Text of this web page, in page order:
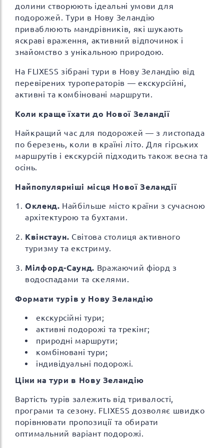
долини створюють ідеальні умови для
подорожей. Тури в Нову Зеландію
приваблюють мандрівників, які шукають
яскраві враження, активний відпочинок і
знайомство з унікальною природою.
На FLIXESS зібрані тури в Нову Зеландію від
перевірених туроператорів — екскурсійні,
активні та комбіновані маршрути.
Коли краще їхати до Нової Зеландії
Найкращий час для подорожей — з листопада
по березень, коли в країні літо. Для гірських
маршрутів і екскурсій підходить також весна та
осінь.
Найпопулярніші місця Нової Зеландії
Окленд. Найбільше місто країни з сучасною
архітектурою та бухтами.
Квінстаун. Світова столиця активного
туризму та екстриму.
Мілфорд-Саунд. Вражаючий фіорд з
водоспадами та скелями.
Формати турів у Нову Зеландію
екскурсійні тури;
активні подорожі та трекінг;
природні маршрути;
комбіновані тури;
індивідуальні подорожі.
Ціни на тури в Нову Зеландію
Вартість турів залежить від тривалості,
програми та сезону. FLIXESS дозволяє швидко
порівнювати пропозиції та обирати
оптимальний варіант подорожі.